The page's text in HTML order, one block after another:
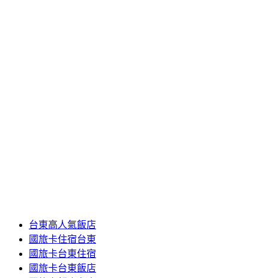
台東高人氣飯店
國旅卡住宿台東
國旅卡台東住宿
國旅卡台東飯店